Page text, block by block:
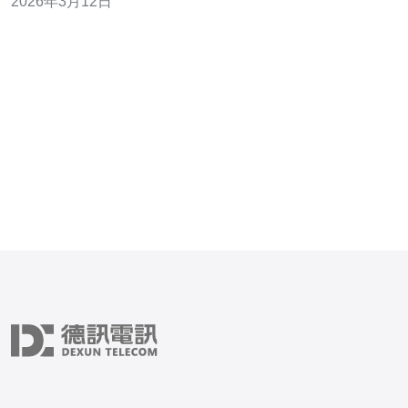
DDoS防御机制。网络质量、带宽与节点直连决定延迟与